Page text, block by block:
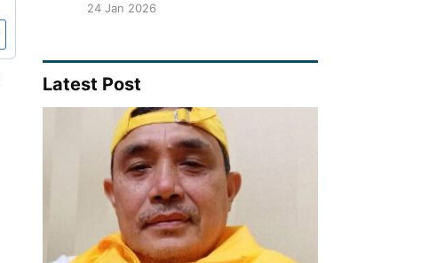
24 Jan 2026
Latest Post